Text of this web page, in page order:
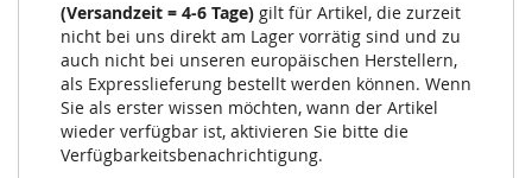
(Versandzeit = 4-6 Tage) gilt für Artikel, die zurzeit
nicht bei uns direkt am Lager vorrätig sind und zu
auch nicht bei unseren europäischen Herstellern,
als Expresslieferung bestellt werden können. Wenn
Sie als erster wissen möchten, wann der Artikel
wieder verfügbar ist, aktivieren Sie bitte die
Verfügbarkeitsbenachrichtigung.